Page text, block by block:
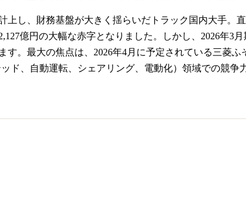
上し、財務基盤が大きく揺らいだトラック国内大手。
億円の大幅な赤字となりました。しかし、2026年3
す。最大の焦点は、2026年4月に予定されている三菱
ド、自動運転、シェアリング、電動化）領域での競争